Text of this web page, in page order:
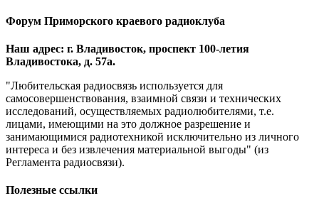
Форум Приморского краевого радиоклуба
Наш адрес: г. Владивосток, проспект 100-летия
Владивостока, д. 57а.
"Любительская радиосвязь используется для
самосовершенствования, взаимной связи и технических
исследований, осуществляемых радиолюбителями, т.е.
лицами, имеющими на это должное разрешение и
занимающимися радиотехникой исключительно из личного
интереса и без извлечения материальной выгоды" (из
Регламента радиосвязи).
Полезные ссылки